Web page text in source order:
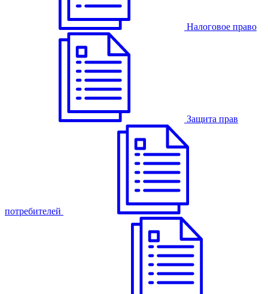
Налоговое право
Защита прав
потребителей